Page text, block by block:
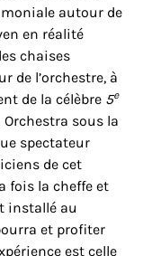
autour de
en réalité
chaises
de l’orchestre, à
de la célèbre 5e
sous la
spectateur
de cet
fois la cheffe et
installé au
et profiter
est celle